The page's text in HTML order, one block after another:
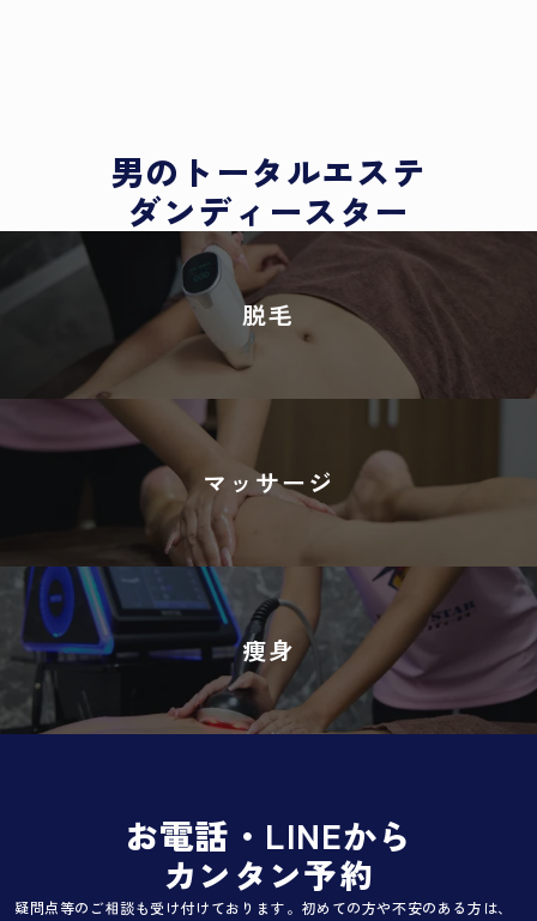
男のトータルエステ
ダンディースター
脱毛
マッサージ
痩身
お電話・LINEから
カンタン予約
疑問点等のご相談も受け付けております。初めての方や不安のある方は、